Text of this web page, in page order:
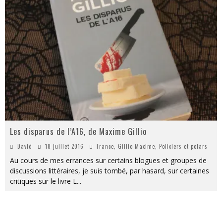
Les disparus de l’A16, de Maxime Gillio
David 18 juillet 2016 France, Gillio Maxime, Policiers et polars
Au cours de mes errances sur certains blogues et groupes de
discussions littéraires, je suis tombé, par hasard, sur certaines
critiques sur le livre L...